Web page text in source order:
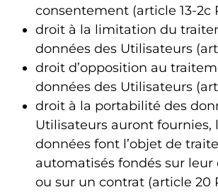
consentement (article 13-2c
droit à la limitation du
données des Utilisateurs
droit d’opposition au
données des Utilisateurs
droit à la portabilité des
Utilisateurs auront fournies,
données font l’objet de
automatisés fondés sur
ou sur un contrat (article 20